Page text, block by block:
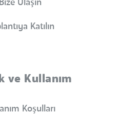
Bize Ulaşın
Katılın
ve Kullanım
Koşulları